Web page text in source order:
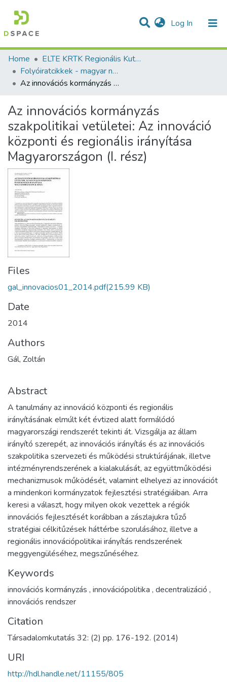
Log In (current)
Communities & Collections
Statistics
All of DSpace
Home
ELTE KRTK Regionális Kutatások Intézete
Folyóiratcikkek - magyar nyelvű (RKI)
Az innovációs kormányzás szakpolitikai vetületei: Az innováció központi és regionális irányítása Magyarországon (I. rész)
Az innovációs kormányzás
szakpolitikai vetületei: Az innováció
központi és regionális irányítása
Magyarországon (I. rész)
Files
gal_innovacios01_2014.pdf(215.99 KB)
Date
2014
Authors
Gál, Zoltán
Abstract
A tanulmány az innováció központi és regionális
irányításának elmúlt két évtized alatt formálódó
magyarországi rendszerét tekinti át. Vizsgálja az állam
irányító szerepét, az innovációs irányítás és az innovációs
szakpolitika szervezeti és működési struktúrájának, illetve
intézményrendszerének a kialakulását, az együttműködési
mechanizmusok működését, valamint elhelyezi az innovációt
a mindenkori kormányzatok fejlesztési stratégiáiban. Arra
keresi a választ, hogy milyen okok vezettek a régiók
innovációs fejlesztését korábban a zászlajukra tűző
stratégiai célkitűzések háttérbe szorulásához, illetve a
regionális innovációpolitikai irányítás rendszerének
meggyengüléséhez, megszűnéséhez.
Keywords
innovációs kormányzás , innovációpolitika , decentralizáció ,
innovációs rendszer
Citation
Társadalomkutatás 32: (2) pp. 176-192. (2014)
URI
http://hdl.handle.net/11155/805